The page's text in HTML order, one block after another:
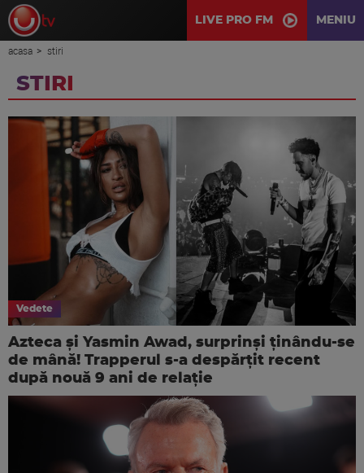
LIVE PRO FM MENIU
acasa stiri
STIRI
Vedete
Azteca și Yasmin Awad, surprinși ținându-se
de mână! Trapperul s-a despărțit recent
după nouă 9 ani de relație